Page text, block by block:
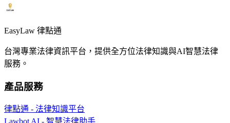
EasyLaw 律點通
台灣專業法律資訊平台，提供全方位法律知識與AI智慧法律
服務。
產品服務
律點通 - 法律知識平台